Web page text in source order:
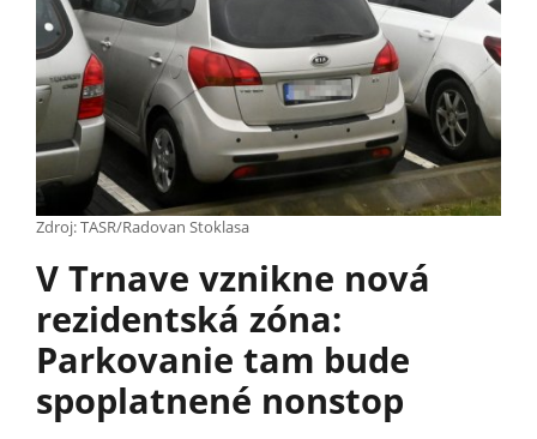
Zdroj: TASR/Radovan Stoklasa
V Trnave vznikne nová
rezidentská zóna:
Parkovanie tam bude
spoplatnené nonstop